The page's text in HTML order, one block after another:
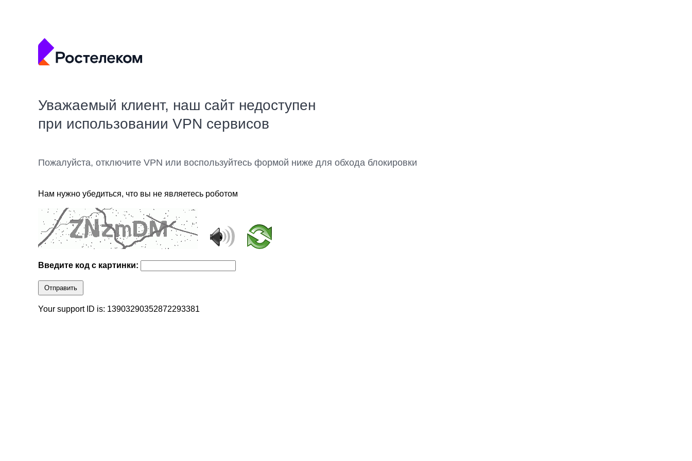
Уважаемый клиент, наш сайт недоступен
при использовании VPN сервисов
Пожалуйста, отключите VPN или воспользуйтесь формой ниже для обхода блокировки
Нам нужно убедиться, что вы не являетесь роботом
Введите код с картинки:
Отправить
Your support ID is: 13903290352872293381